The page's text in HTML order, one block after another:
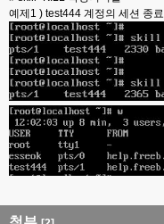
예제1 ) test444 계정의 세션 종료